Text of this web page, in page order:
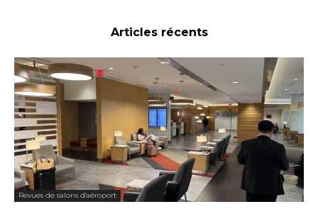
Articles récents
Revues de salons d'aéroport